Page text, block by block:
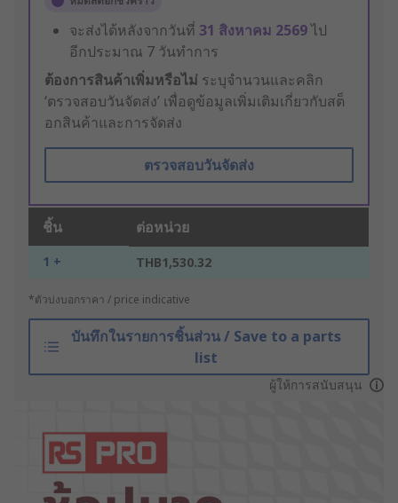
จะส่งได้หลังจากวันที่ 31 สิงหาคม 2569ไป
อีกประมาณ 7 วันทำการ
ต้องการสินค้าเพิ่มหรือไม่ ระบุจำนวนและคลิก
‘ตรวจสอบวันจัดส่ง’ เพื่อดูข้อมูลเพิ่มเติมเกี่ยวกับสต็
อกสินค้าและการจัดส่ง
ตรวจสอบวันจัดส่ง
ชิ้น ต่อหน่วย
1 + THB1,530.32
*ตัวบ่งบอกราคา / price indicative
บันทึกในรายการชิ้นส่วน / Save to a parts
list
ผู้ให้การสนับสนุน